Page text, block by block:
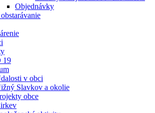
Objednávky
19
v obci
Slavkov a okolie
obce